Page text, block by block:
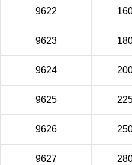
9622
9623
9624
9625
9626
9627